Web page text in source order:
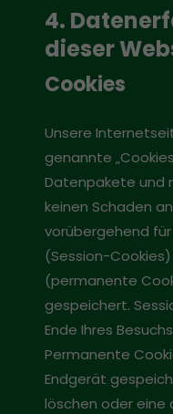
4.
dieser
Cookies
Unsere
genannte
Datenpakete und
keinen Schaden
vorübergehend
(Session-
(permanente
gespeichert.
Ende Ihres
Permanente
Endgerät
löschen oder eine